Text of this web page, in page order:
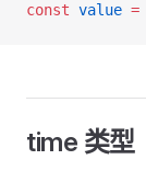
const value =
time 类型